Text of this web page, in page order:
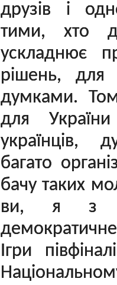
друзів і
тими, хто
ускладнює
рішень, для
думками.
для
українців,
багато
бачу таких
ви, я з
Ігри